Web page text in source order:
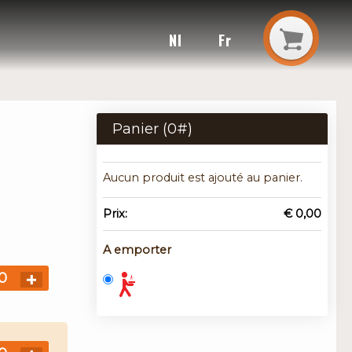
Nl Fr
Panier (0#)
Aucun produit est ajouté au panier.
Prix: € 0,00
A emporter